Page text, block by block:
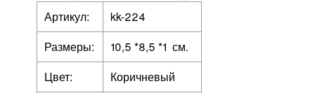
Артикул:
kk-224
Размеры:
10,5 *8,5 *1 см.
Цвет:
Коричневый